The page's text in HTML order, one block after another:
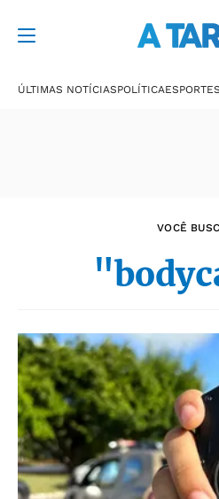
ÚLTIMAS NOTÍCIASPOLÍTICAESPORTES
VOCÊ